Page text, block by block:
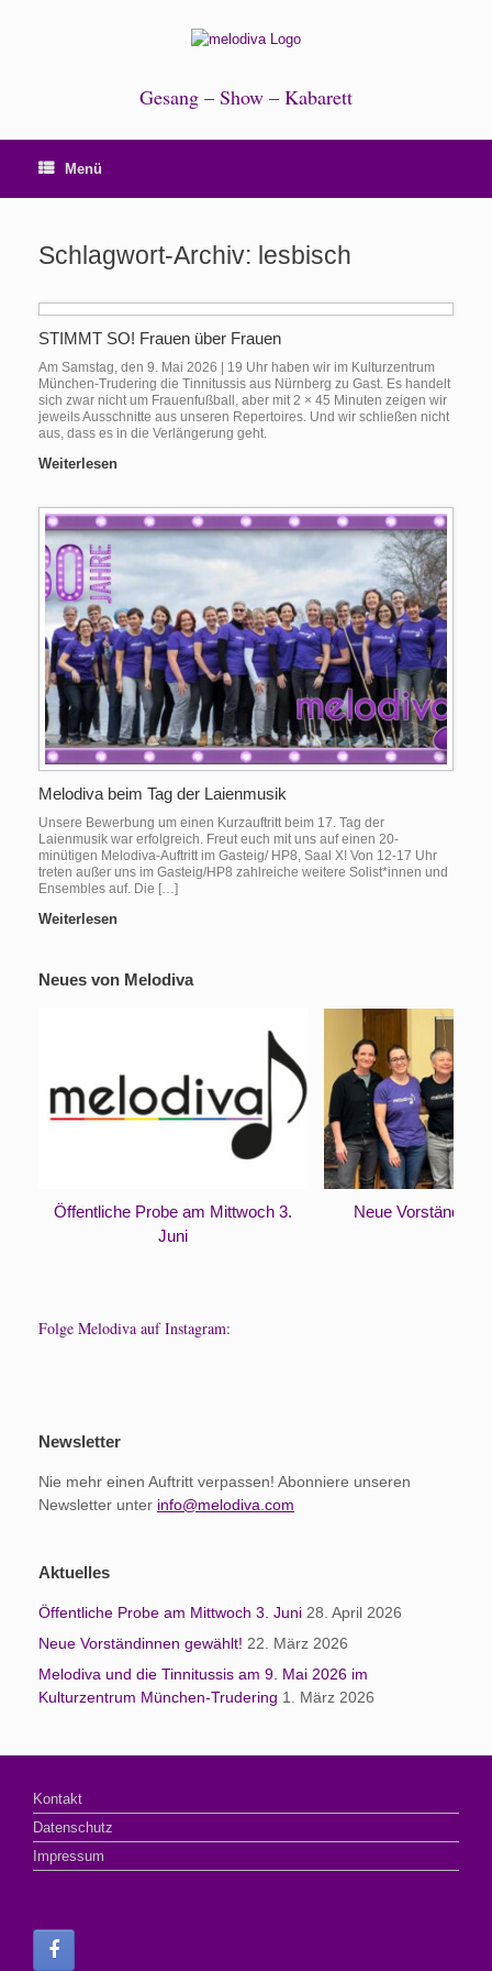
Gesang – Show – Kabarett
Menü
Schlagwort-Archiv: lesbisch
STIMMT SO! Frauen über Frauen
Am Samstag, den 9. Mai 2026 | 19 Uhr haben wir im Kulturzentrum
München-Trudering die Tinnitussis aus Nürnberg zu Gast. Es handelt
sich zwar nicht um Frauenfußball, aber mit 2 × 45 Minuten zeigen wir
jeweils Ausschnitte aus unseren Repertoires. Und wir schließen nicht
aus, dass es in die Verlängerung geht.
Weiterlesen
Melodiva beim Tag der Laienmusik
Unsere Bewerbung um einen Kurzauftritt beim 17. Tag der
Laienmusik war erfolgreich. Freut euch mit uns auf einen 20-
minütigen Melodiva-Auftritt im Gasteig/ HP8, Saal X! Von 12-17 Uhr
treten außer uns im Gasteig/HP8 zahlreiche weitere Solist*innen und
Ensembles auf. Die […]
Weiterlesen
Neues von Melodiva
Öffentliche Probe am Mittwoch 3.
Juni
Neue
Folge Melodiva auf Instagram:
Newsletter
Nie mehr einen Auftritt verpassen! Abonniere unseren
Newsletter unter info@melodiva.com
Aktuelles
Öffentliche Probe am Mittwoch 3. Juni 28. April 2026
Neue Vorständinnen gewählt! 22. März 2026
Melodiva und die Tinnitussis am 9. Mai 2026 im
Kulturzentrum München-Trudering 1. März 2026
Kontakt
Datenschutz
Impressum